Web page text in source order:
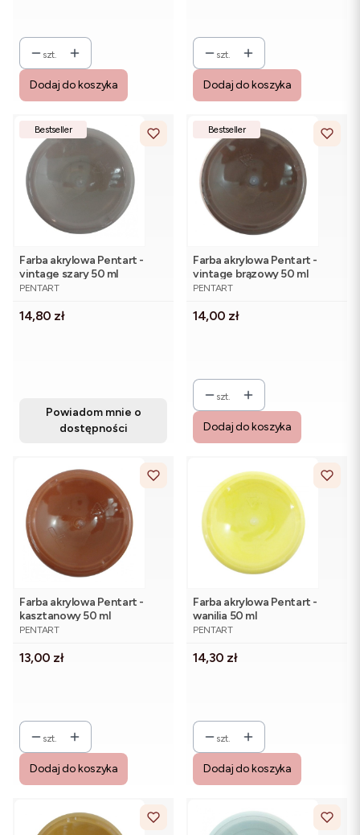
szt.
Dodaj do koszyka
szt.
Dodaj do koszyka
Bestseller
Farba akrylowa Pentart -
vintage szary 50 ml
PRODUCENT
PENTART
Cena
14,80 zł
Powiadom mnie o
dostępności
Bestseller
Farba akrylowa Pentart -
vintage brązowy 50 ml
PRODUCENT
PENTART
Cena
14,00 zł
szt.
Dodaj do koszyka
Farba akrylowa Pentart -
kasztanowy 50 ml
PRODUCENT
PENTART
Cena
13,00 zł
szt.
Dodaj do koszyka
Farba akrylowa Pentart -
wanilia 50 ml
PRODUCENT
PENTART
Cena
14,30 zł
szt.
Dodaj do koszyka